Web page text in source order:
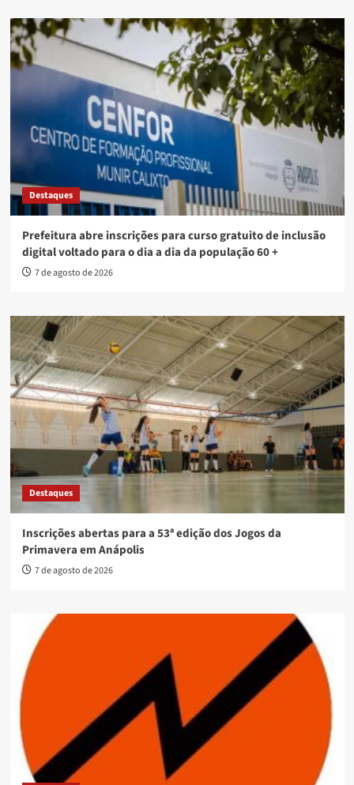
Destaques
Prefeitura abre inscrições para curso gratuito de inclusão
digital voltado para o dia a dia da população 60 +
7 de agosto de 2026
Destaques
Inscrições abertas para a 53ª edição dos Jogos da
Primavera em Anápolis
7 de agosto de 2026